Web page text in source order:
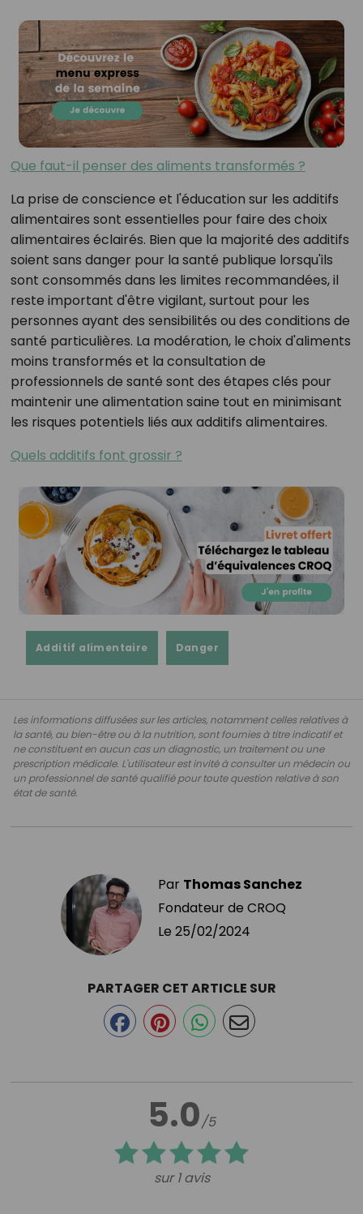
Que faut-il penser des aliments transformés ?
La prise de conscience et l'éducation sur les additifs
alimentaires sont essentielles pour faire des choix
alimentaires éclairés. Bien que la majorité des additifs
soient sans danger pour la santé publique lorsqu'ils
sont consommés dans les limites recommandées, il
reste important d'être vigilant, surtout pour les
personnes ayant des sensibilités ou des conditions de
santé particulières. La modération, le choix d'aliments
moins transformés et la consultation de
professionnels de santé sont des étapes clés pour
maintenir une alimentation saine tout en minimisant
les risques potentiels liés aux additifs alimentaires.
Quels additifs font grossir ?
Additif alimentaire Danger
Les informations diffusées sur les articles, notamment celles relatives à
la santé, au bien-être ou à la nutrition, sont fournies à titre indicatif et
ne constituent en aucun cas un diagnostic, un traitement ou une
prescription médicale. L'utilisateur est invité à consulter un médecin ou
un professionnel de santé qualifié pour toute question relative à son
état de santé.
Par Thomas Sanchez
Fondateur de CROQ
Le 25/02/2024
5.0/5
sur 1 avis
PARTAGER CET ARTICLE SUR